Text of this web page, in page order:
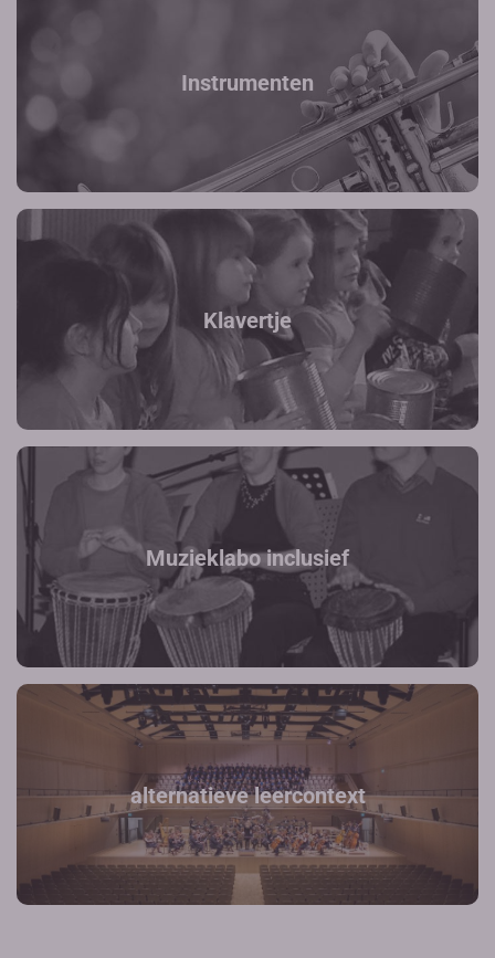
Instrumenten
Klavertje
Muzieklabo inclusief
alternatieve leercontext